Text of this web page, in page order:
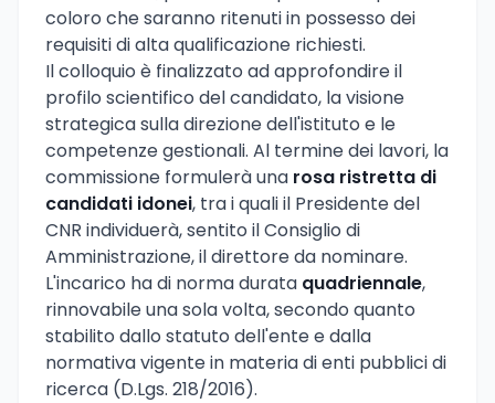
coloro che saranno ritenuti in possesso dei
requisiti di alta qualificazione richiesti.
Il colloquio è finalizzato ad approfondire il
profilo scientifico del candidato, la visione
strategica sulla direzione dell'istituto e le
competenze gestionali. Al termine dei lavori, la
commissione formulerà una rosa ristretta di
candidati idonei, tra i quali il Presidente del
CNR individuerà, sentito il Consiglio di
Amministrazione, il direttore da nominare.
L'incarico ha di norma durata quadriennale,
rinnovabile una sola volta, secondo quanto
stabilito dallo statuto dell'ente e dalla
normativa vigente in materia di enti pubblici di
ricerca (D.Lgs. 218/2016).